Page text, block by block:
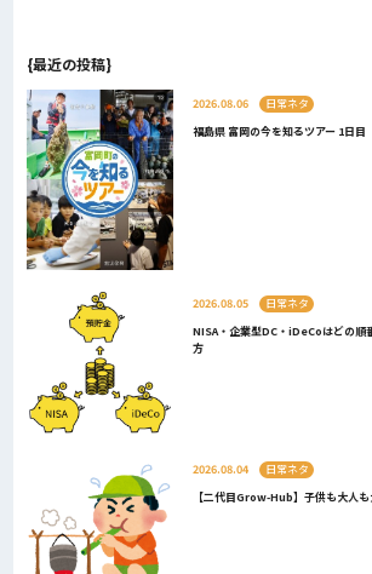
{最近の投稿}
2026.08.06
日常ネタ
福島県 富岡の今を知るツアー 1日目
2026.08.05
日常ネタ
NISA・企業型DC・iDeCoはどの順
方
2026.08.04
日常ネタ
【二代目Grow-Hub】子供も大人